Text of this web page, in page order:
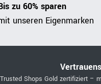
zu 60% sparen
unseren Eigenmarken
Trusted Shops Gold zertifiziert –